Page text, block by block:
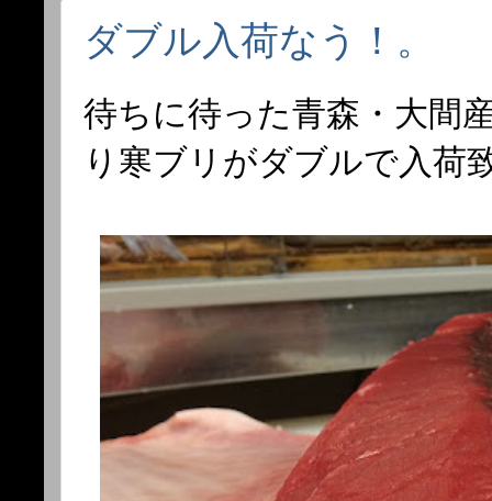
ダブル入荷なう！。
待ちに待った青森・大間
り寒ブリがダブルで入荷